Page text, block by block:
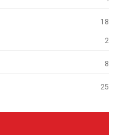
18
2
8
25